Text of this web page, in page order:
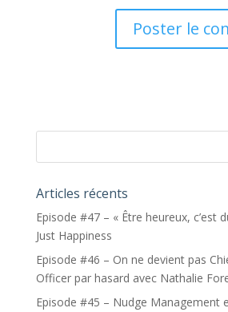
Articles récents
Episode #47 – « Être heureux, c’est
Just Happiness
Episode #46 – On ne devient pas
Officer par hasard avec Nathalie
Episode #45 – Nudge Management